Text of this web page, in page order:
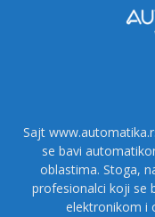
Sajt
se bavi
oblastima. Stoga,
profesionalci koji se
elektronikom i